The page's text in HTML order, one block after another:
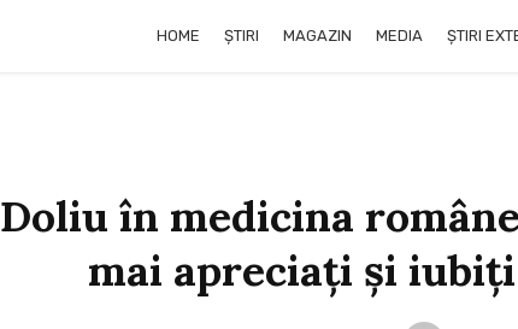
HOME ȘTIRI MAGAZIN MEDIA ȘTIRI
Doliu în medicina
mai apreciați și